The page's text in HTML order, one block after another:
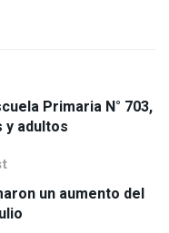
Primaria N° 703,
y adultos
un aumento del